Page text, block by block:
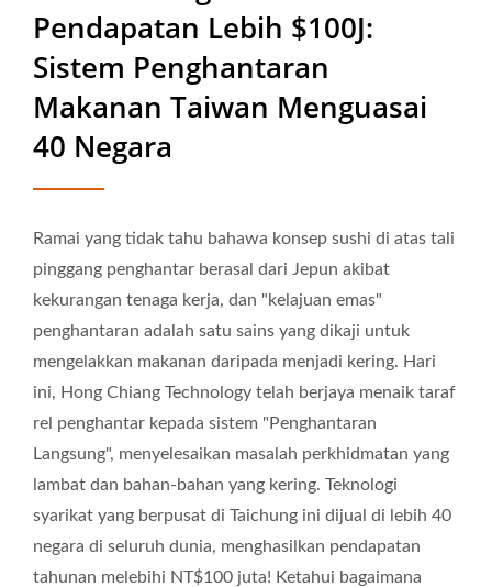
Penghantaran Makanan |
Hong Chiang
Pendapatan Lebih $100J:
Sistem Penghantaran
Makanan Taiwan Menguasai
40 Negara
Ramai yang tidak tahu bahawa konsep sushi di atas tali
pinggang penghantar berasal dari Jepun akibat
kekurangan tenaga kerja, dan "kelajuan emas"
penghantaran adalah satu sains yang dikaji untuk
mengelakkan makanan daripada menjadi kering. Hari
ini, Hong Chiang Technology telah berjaya menaik taraf
rel penghantar kepada sistem "Penghantaran
Langsung", menyelesaikan masalah perkhidmatan yang
lambat dan bahan-bahan yang kering. Teknologi
syarikat yang berpusat di Taichung ini dijual di lebih 40
negara di seluruh dunia, menghasilkan pendapatan
tahunan melebihi NT$100 juta! Ketahui bagaimana